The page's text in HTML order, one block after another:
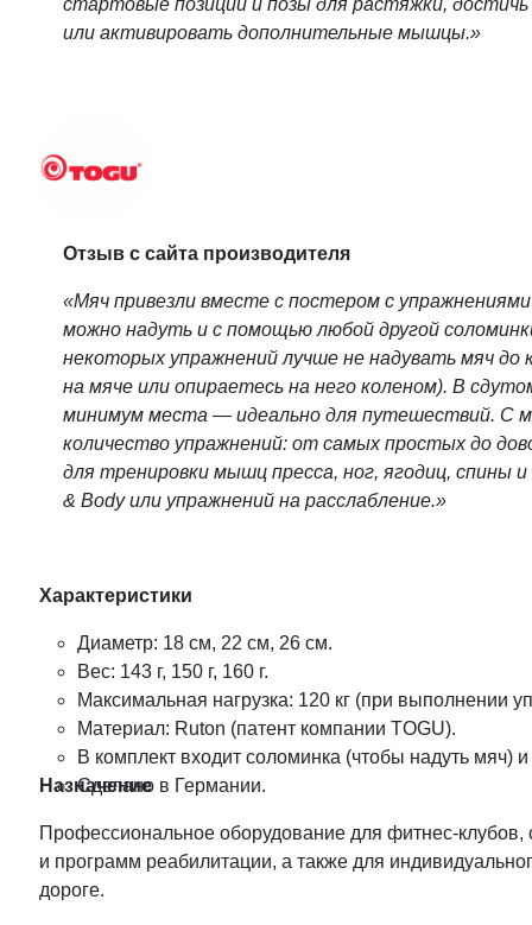
стартовые позиции и позы для растяжки, достичь
или активировать дополнительные мышцы.»
Отзыв с сайта производителя
«Мяч привезли вместе с постером с
можно надуть и с помощью любой другой
некоторых упражнений лучше не надувать мяч до
на мяче или опираетесь на него коленом). В
минимум места — идеально для путешествий. С
количество упражнений: от самых простых до
для тренировки мышц пресса, ног, ягодиц, спины
& Body или упражнений на расслабление.»
Характеристики
Диаметр: 18 см, 22 см, 26 см.
Вес: 143 г, 150 г, 160 г.
Максимальная нагрузка: 120 кг (при выполнении
Материал: Ruton (патент компании TOGU).
В комплект входит соломинка (чтобы надуть мяч)
Сделано в Германии.
Назначение
Профессиональное оборудование для фитнес-клубов,
и программ реабилитации, а также для
дороге.